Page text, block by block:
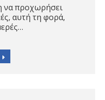
να προχωρήσει
αυτή τη φορά,